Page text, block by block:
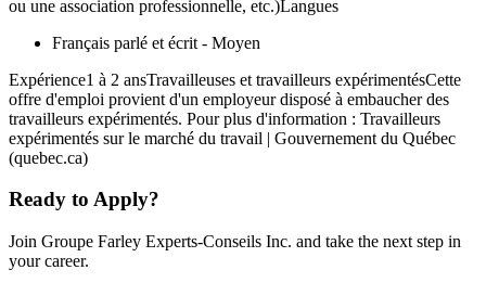
ou une association professionnelle, etc.)Langues
Français parlé et écrit - Moyen
Expérience1 à 2 ansTravailleuses et travailleurs expérimentésCette
offre d'emploi provient d'un employeur disposé à embaucher des
travailleurs expérimentés. Pour plus d'information : Travailleurs
expérimentés sur le marché du travail | Gouvernement du Québec
(quebec.ca)
Ready to Apply?
Join Groupe Farley Experts-Conseils Inc. and take the next step in
your career.